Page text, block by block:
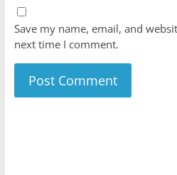
Save my name, email, and
next time I comment.